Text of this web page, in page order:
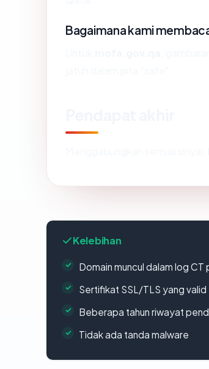
Bagaimana kami
Kelebihan
Domain muncul dalam log CT
Sertifikat SSL/TLS yang valid
Beberapa tahun riwayat
Tidak ada tanda malware